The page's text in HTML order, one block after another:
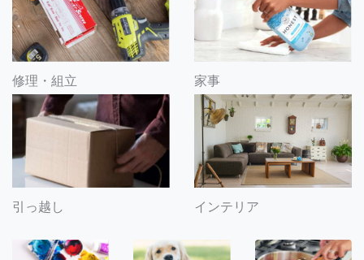
修理・組立 家事
引っ越し インテリア